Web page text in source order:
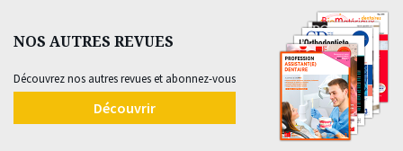
NOS AUTRES REVUES
Découvrez nos autres revues et abonnez-vous
Découvrir